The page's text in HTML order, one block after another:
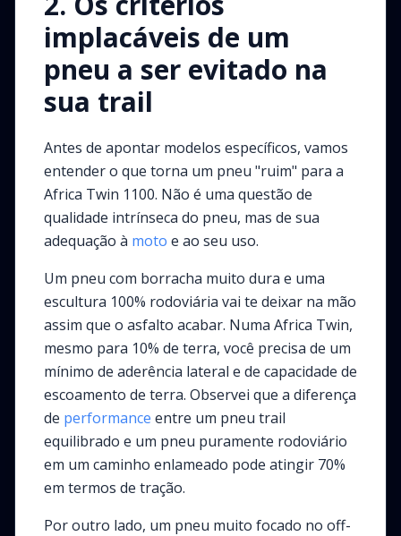
implacáveis de um
pneu a ser evitado na
sua trail
Antes de apontar modelos específicos, vamos
entender o que torna um pneu "ruim" para a
Africa Twin 1100. Não é uma questão de
qualidade intrínseca do pneu, mas de sua
adequação à moto e ao seu uso.
Um pneu com borracha muito dura e uma
escultura 100% rodoviária vai te deixar na mão
assim que o asfalto acabar. Numa Africa Twin,
mesmo para 10% de terra, você precisa de um
mínimo de aderência lateral e de capacidade de
escoamento de terra. Observei que a diferença
de performance entre um pneu trail
equilibrado e um pneu puramente rodoviário
em um caminho enlameado pode atingir 70%
em termos de tração.
Por outro lado, um pneu muito focado no off-